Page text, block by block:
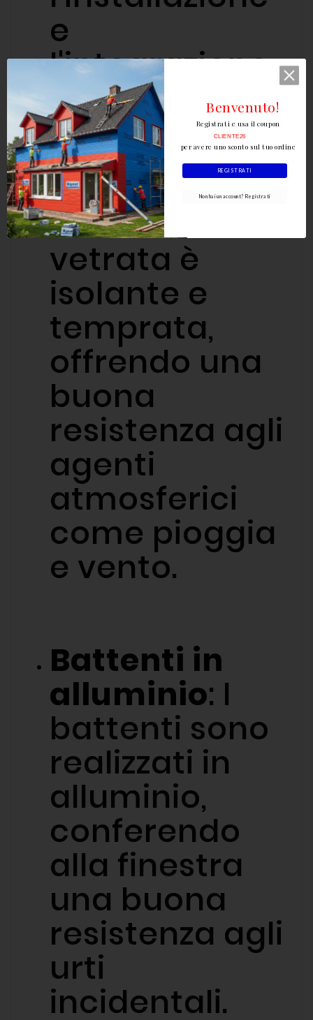
e
l'integrazione
con il tetto.
Vetrata
isolante: La
vetrata è
isolante e
temprata,
offrendo una
buona
resistenza agli
agenti
atmosferici
come pioggia
e vento.
Battenti in
alluminio: I
battenti sono
realizzati in
alluminio,
conferendo
alla finestra
una buona
resistenza agli
urti
incidentali.
REGISTRATI
Non hai un account? Registrati
Registrati e usa il coupon
per avere uno sconto sul tuo ordine
CLIENTE26
Benvenuto!